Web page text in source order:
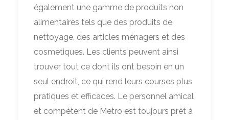
également une gamme de produits non
alimentaires tels que des produits de
nettoyage, des articles ménagers et des
cosmétiques. Les clients peuvent ainsi
trouver tout ce dont ils ont besoin en un
seul endroit, ce qui rend leurs courses plus
pratiques et efficaces. Le personnel amical
et compétent de Metro est toujours prêt à